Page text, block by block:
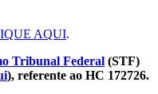
AQUI.
Tribunal Federal (STF)
), referente ao HC 172726.